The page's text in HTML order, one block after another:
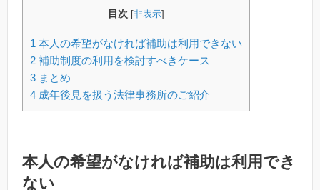
目次 [非表示]
1 本人の希望がなければ補助は利用できない
2 補助制度の利用を検討すべきケース
3 まとめ
4 成年後見を扱う法律事務所のご紹介
本人の希望がなければ補助は利用でき
ない